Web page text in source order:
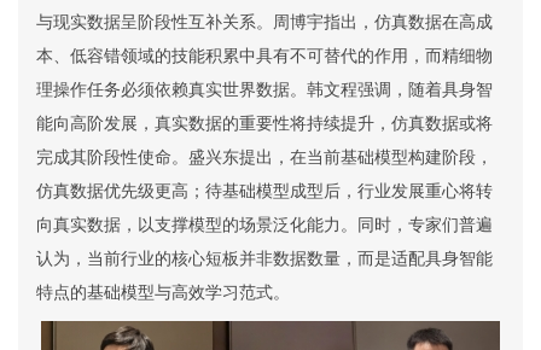
与现实数据呈阶段性互补关系。周博宇指出，仿真数据在高成
本、低容错领域的技能积累中具有不可替代的作用，而精细物
理操作任务必须依赖真实世界数据。韩文程强调，随着具身智
能向高阶发展，真实数据的重要性将持续提升，仿真数据或将
完成其阶段性使命。盛兴东提出，在当前基础模型构建阶段，
仿真数据优先级更高；待基础模型成型后，行业发展重心将转
向真实数据，以支撑模型的场景泛化能力。同时，专家们普遍
认为，当前行业的核心短板并非数据数量，而是适配具身智能
特点的基础模型与高效学习范式。